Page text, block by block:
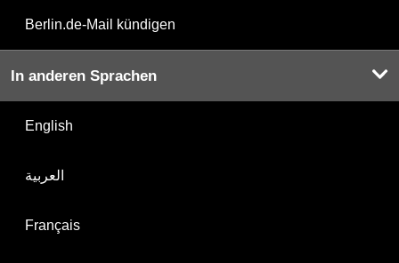
Berlin.de-Mail kündigen
In anderen Sprachen
English
العربية
Français